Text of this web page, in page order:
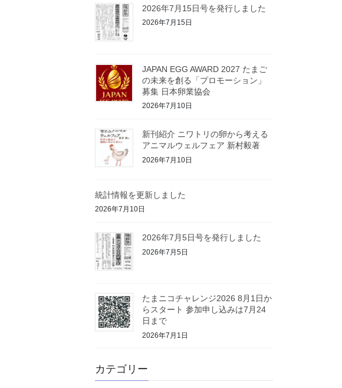
2026年7月15日号を発行しました
2026年7月15日
JAPAN EGG AWARD 2027 たまご
の未来を創る「プロモーション」
募集 日本卵業協会
2026年7月10日
新刊紹介 ニワトリの卵から考える
アニマルウェルフェア 新村毅著
2026年7月10日
統計情報を更新しました
2026年7月10日
2026年7月5日号を発行しました
2026年7月5日
たまニコチャレンジ2026 8月1日か
らスタート 参加申し込みは7月24
日まで
2026年7月1日
カテゴリー